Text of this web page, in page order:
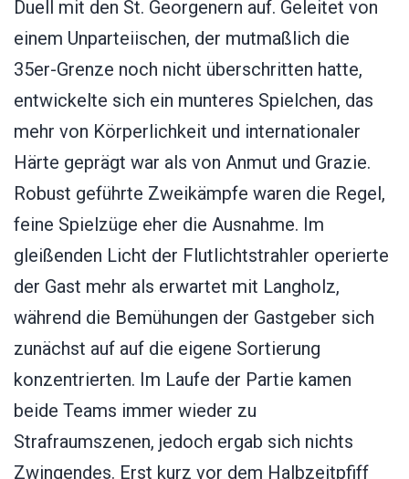
Duell mit den St. Georgenern auf. Geleitet von
einem Unparteiischen, der mutmaßlich die
35er-Grenze noch nicht überschritten hatte,
entwickelte sich ein munteres Spielchen, das
mehr von Körperlichkeit und internationaler
Härte geprägt war als von Anmut und Grazie.
Robust geführte Zweikämpfe waren die Regel,
feine Spielzüge eher die Ausnahme. Im
gleißenden Licht der Flutlichtstrahler operierte
der Gast mehr als erwartet mit Langholz,
während die Bemühungen der Gastgeber sich
zunächst auf auf die eigene Sortierung
konzentrierten. Im Laufe der Partie kamen
beide Teams immer wieder zu
Strafraumszenen, jedoch ergab sich nichts
Zwingendes. Erst kurz vor dem Halbzeitpfiff